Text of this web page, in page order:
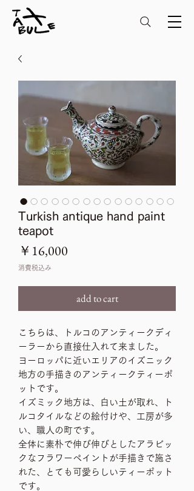
Turkish antique hand paint
teapot
￥16,000
消費税込み
add to cart
こちらは、トルコのアンティークディ
ーラーから直接仕入れて来ました。
ヨーロッパに近いエリアのイズニック
地方の手描きのアンティークティーポ
ットです。
イズミック地方は、白い土が取れ、ト
ルコタイルなどの絵付けや、工房が多
い、職人の町です。
全体に素朴で伸び伸びとしたアラビッ
クなフラワーペイントが手描きで施さ
れた、とても可愛らしいティーポット
です。